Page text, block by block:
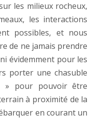
les milieux rocheux,
les interactions
possibles, et nous
de ne jamais prendre
évidemment pour les
porter une chasuble
» pour pouvoir être
à proximité de la
en courant un